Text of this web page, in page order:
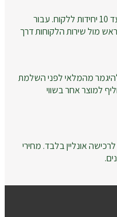
זמני הייצור מתייחסים להזמנות עד 10 יחידות ללקוח. עבור
מול שירות הלקוחות דרך
מהמלאי לפני השלמת
למוצר אחר בשווי
אונליין בלבד. מחירי